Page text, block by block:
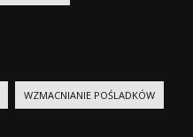
WZMACNIANIE POŚLADKÓW